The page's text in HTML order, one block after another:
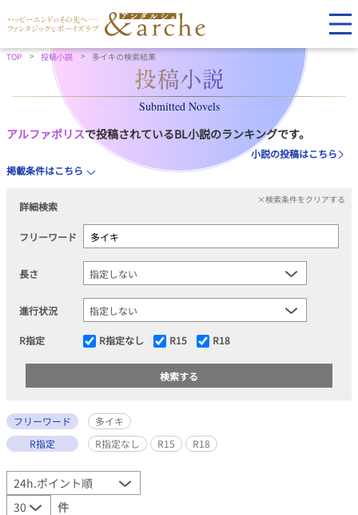
TOP 投稿小説 多イキの検索結果
Submitted Novels
アルファポリスで投稿されているBL小説のランキングです。
小説の投稿はこちら
掲載条件はこちら
詳細検索
×検索条件をクリアする
フリーワード
長さ
進行状況
R指定 R指定なし R15 R18
フリーワード
多イキ
R指定
R指定なし R15 R18
件